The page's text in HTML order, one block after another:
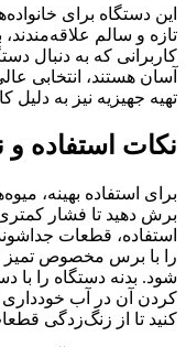
این دستگاه برای
تازه و سالم
کاربرانی که به دنبال
آسان هستند، انتخابی
تهیه جهیزیه نیز به
نکات استفاده و
برای استفاده بهینه،
برش دهید تا فشار
استفاده، قطعات
را با برس مخصوص تمیز
شود. بدنه دستگاه را با
کردن آن در آب
کنید تا از زنگ‌زدگی